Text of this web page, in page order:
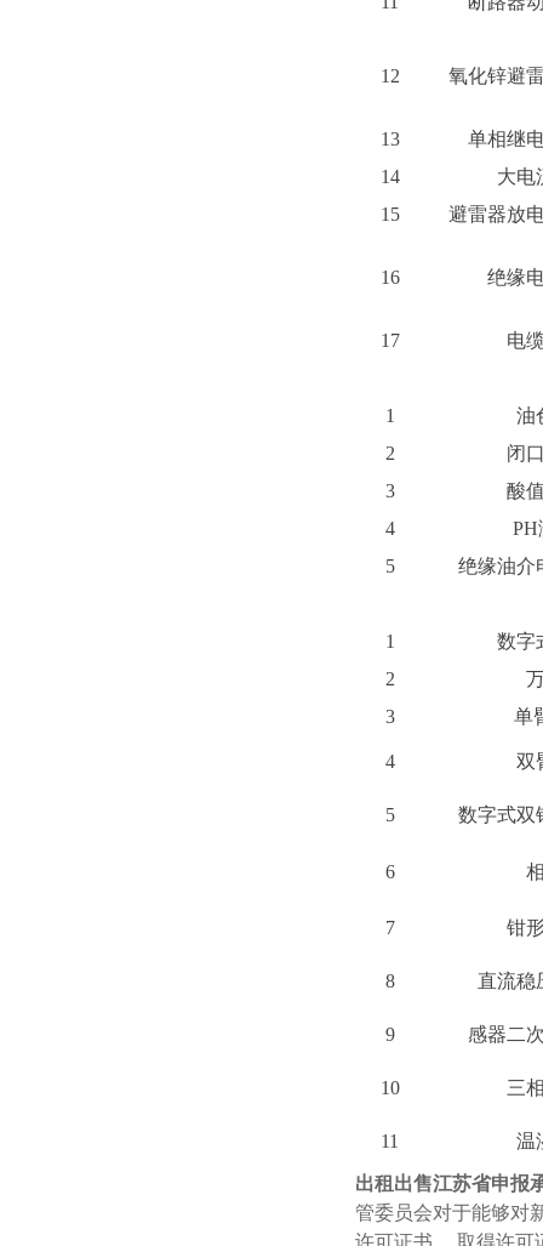
12 氧化锌避
13
单相继
14
大电
15
避雷器放
16 绝缘
17 电
1
油
2
闭
3
酸
4
PH
5
绝缘油介
1
数字
2
3
单
4 双
5 数字式双
6
7 钳
8 直流稳
9 感器二
10 三
11 温
出租出售江苏省申报
管委员会对于能够对
许可证书， 取得许可